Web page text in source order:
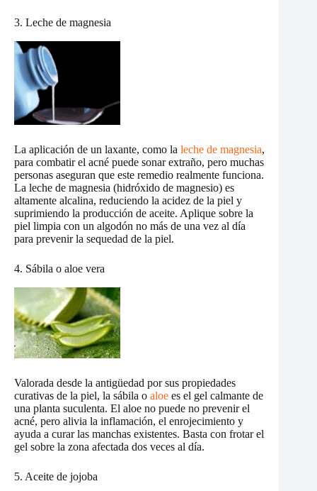
3. Leche de magnesia
La aplicación de un laxante, como la leche de magnesia,
para combatir el acné puede sonar extraño, pero muchas
personas aseguran que este remedio realmente funciona.
La leche de magnesia (hidróxido de magnesio) es
altamente alcalina, reduciendo la acidez de la piel y
suprimiendo la producción de aceite. Aplique sobre la
piel limpia con un algodón no más de una vez al día
para prevenir la sequedad de la piel.
4. Sábila o aloe vera
Valorada desde la antigüedad por sus propiedades
curativas de la piel, la sábila o aloe es el gel calmante de
una planta suculenta. El aloe no puede no prevenir el
acné, pero alivia la inflamación, el enrojecimiento y
ayuda a curar las manchas existentes. Basta con frotar el
gel sobre la zona afectada dos veces al día.
5. Aceite de jojoba